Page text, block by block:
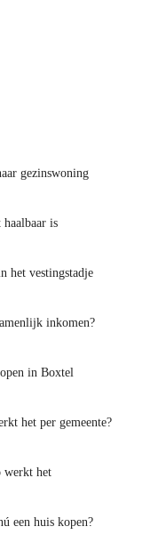
gezinswoning
is
het vestingstadje
inkomen?
in Boxtel
het per gemeente?
werkt het
een huis kopen?